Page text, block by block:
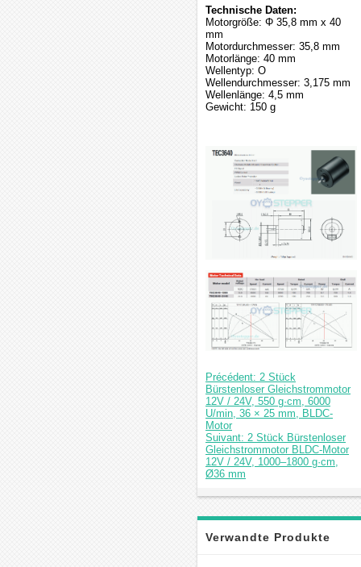
Technische Daten:
Motorgröße: Φ 35,8 mm x 40
mm
Motordurchmesser: 35,8 mm
Motorlänge: 40 mm
Wellentyp: O
Wellendurchmesser: 3,175 mm
Wellenlänge: 4,5 mm
Gewicht: 150 g
Précédent: 2 Stück
Bürstenloser Gleichstrommotor
12V / 24V, 550 g·cm, 6000
U/min, 36 × 25 mm, BLDC-
Motor
Suivant: 2 Stück Bürstenloser
Gleichstrommotor BLDC-Motor
12V / 24V, 1000–1800 g·cm,
Ø36 mm
Verwandte Produkte